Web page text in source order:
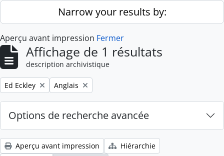
Skip to main contentNarrow your results by:
Aperçu avant impression Fermer
Affichage de 1 résultats
description archivistique
Remove filter:
Ed Eckley Remove filter:
Anglais
Options de recherche avancée
Aperçu avant impression
Hiérarchie